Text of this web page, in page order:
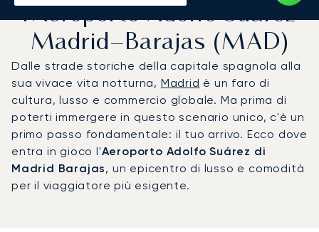
l'Aeroporto Adolfo Suárez
Madrid–Barajas (MAD)
Dalle strade storiche della capitale spagnola alla
sua vivace vita notturna, Madrid è un faro di
cultura, lusso e commercio globale. Ma prima di
poterti immergere in questo scenario unico, c'è un
primo passo fondamentale: il tuo arrivo. Ecco dove
entra in gioco l'Aeroporto Adolfo Suárez di
Madrid Barajas, un epicentro di lusso e comodità
per il viaggiatore più esigente.